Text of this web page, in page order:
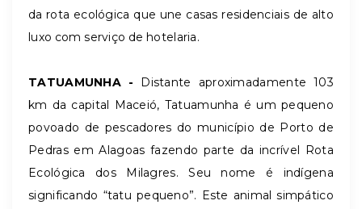
da rota ecológica que une casas residenciais de alto
luxo com serviço de hotelaria.
TATUAMUNHA - Distante aproximadamente 103
km da capital Maceió, Tatuamunha é um pequeno
povoado de pescadores do município de Porto de
Pedras em Alagoas fazendo parte da incrível Rota
Ecológica dos Milagres. Seu nome é indígena
significando “tatu pequeno”. Este animal simpático